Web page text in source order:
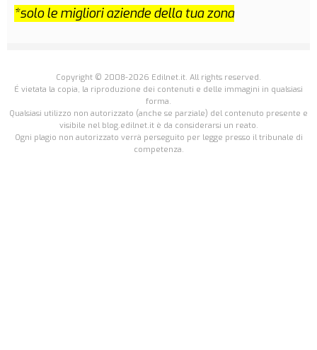
*solo le migliori aziende della tua zona
Copyright © 2008-2026 Edilnet.it. All rights reserved.
É vietata la copia, la riproduzione dei contenuti e delle immagini in qualsiasi
forma.
Qualsiasi utilizzo non autorizzato (anche se parziale) del contenuto presente e
visibile nel blog.edilnet.it è da considerarsi un reato.
Ogni plagio non autorizzato verrà perseguito per legge presso il tribunale di
competenza.